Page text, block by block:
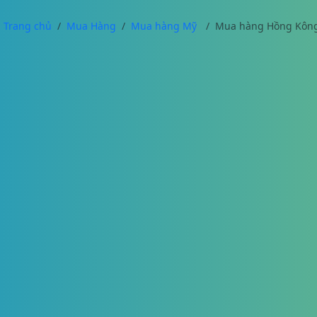
Trang chủ Mua Hàng Mua hàng Mỹ Mua hàng Hồng